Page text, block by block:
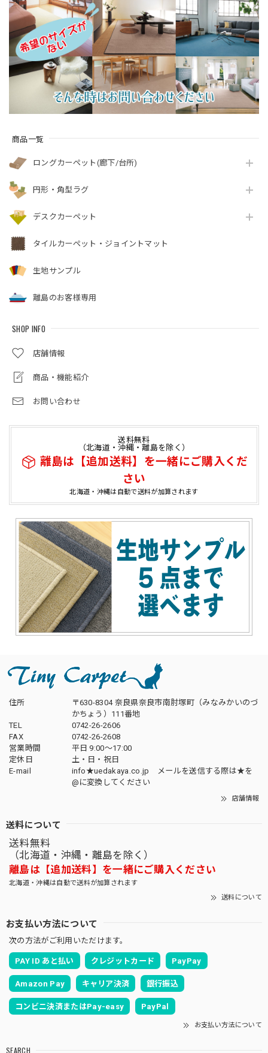
商品一覧
ロングカーペット(廊下/台所)
円形・角型ラグ
デスクカーペット
タイルカーペット・ジョイントマット
生地サンプル
離島のお客様専用
SHOP INFO
店舗情報
商品・機能紹介
お問い合わせ
送料無料
（北海道・沖縄・離島を除く）
離島は【追加送料】を一緒にご購入くだ
さい
北海道・沖縄は自動で送料が加算されます
レッシュ®2」スミノ
エ 消臭カーペット 全
3色 防炎ラベル付『ウ
ールスコット マドラ
ス/WS-M』
を90％以上カット！
インテリアコーディ
ネートしやすいシン
プルな無地ループタ
イプ 全3色 防炎ラベ
ル付『アスポップ
ル/PPL』
を90％以上カット！
シックな濃淡カラー
の杢調 ドットデザイ
ン 全4色 防炎ラベル
付『アスエポッ
ク/EPC』
住所
〒630-8304 奈良県奈良市南肘塚町（みなみかいのづ
かちょう）111番地
TEL
0742-26-2606
FAX
0742-26-2608
営業時間
平日 9:00～17:00
定休日
土・日・祝日
E-mail
info★uedakaya.co.jp メールを送信する際は★を
@に変換してください
店舗情報
送料について
送料無料
（北海道・沖縄・離島を除く）
離島は【追加送料】を一緒にご購入ください
北海道・沖縄は自動で送料が加算されます
送料について
お支払い方法について
次の方法がご利用いただけます。
PAY ID あと払い クレジットカード PayPay
Amazon Pay キャリア決済 銀行振込
コンビニ決済またはPay-easy PayPal
お支払い方法について
SEARCH